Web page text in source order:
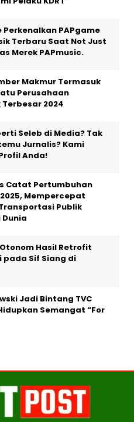
PAPgame
Terbaru Saat Not Just
Merek PAPmusic.
Makmur Termasuk
Perusahaan
2024
Seleb di Media? Tak
Jurnalis? Kami
Anda!
Catat Pertumbuhan
Mempercepat
Publik
Hasil Retrofit
pada Sif Siang di
Jadi Bintang TVC
Semangat “For